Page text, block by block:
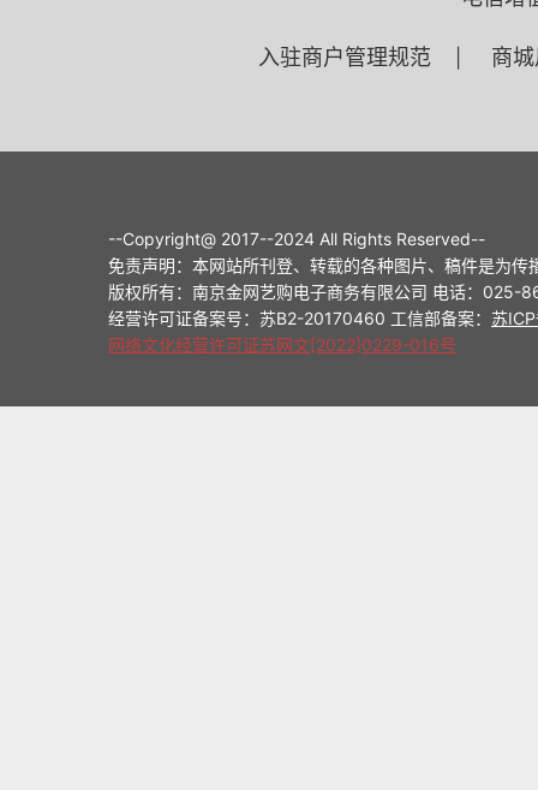
入驻商户管理规范 商
--Copyright@ 2017--2024 All Rights Reserved--
免责声明：本网站所刊登、转载的各种图片、稿件是为
版权所有：南京金网艺购电子商务有限公司 电话：
经营许可证备案号：苏B2-20170460 工信部备案： 苏
网络文化经营许可证苏网文[2022]0229-016号